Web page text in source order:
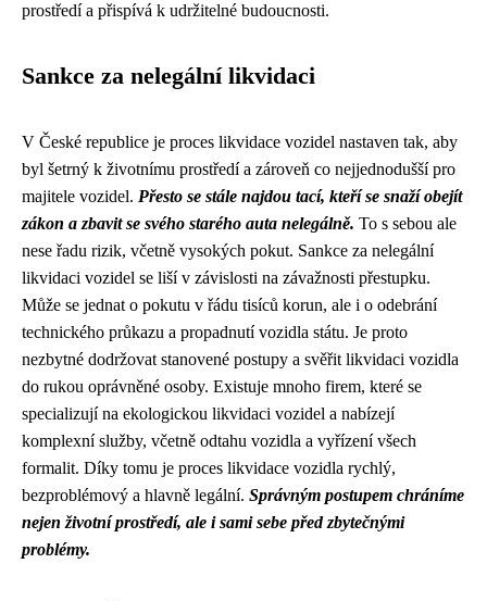
prostředí a přispívá k udržitelné budoucnosti.
Sankce za nelegální likvidaci
V České republice je proces likvidace vozidel nastaven tak, aby
byl šetrný k životnímu prostředí a zároveň co nejjednodušší pro
majitele vozidel. Přesto se stále najdou tací, kteří se snaží obejít
zákon a zbavit se svého starého auta nelegálně. To s sebou ale
nese řadu rizik, včetně vysokých pokut. Sankce za nelegální
likvidaci vozidel se liší v závislosti na závažnosti přestupku.
Může se jednat o pokutu v řádu tisíců korun, ale i o odebrání
technického průkazu a propadnutí vozidla státu. Je proto
nezbytné dodržovat stanovené postupy a svěřit likvidaci vozidla
do rukou oprávněné osoby. Existuje mnoho firem, které se
specializují na ekologickou likvidaci vozidel a nabízejí
komplexní služby, včetně odtahu vozidla a vyřízení všech
formalit. Díky tomu je proces likvidace vozidla rychlý,
bezproblémový a hlavně legální. Správným postupem chráníme
nejen životní prostředí, ale i sami sebe před zbytečnými
problémy.